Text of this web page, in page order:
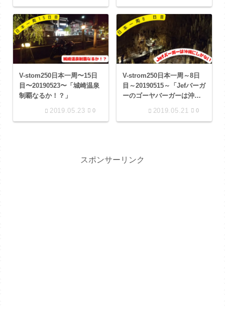
V-stom250日本一周〜15日
目〜20190523〜「城崎温泉
制覇なるか！？」
2019.05.23
0
V-strom250日本一周～8日
目～20190515～「Jefバーガ
ーのゴーヤバーガーは沖縄
2019.05.21 0
スポンサーリンク